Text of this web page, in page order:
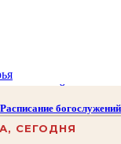
Воскресной
Расписание богослужений
СЕГОДНЯ